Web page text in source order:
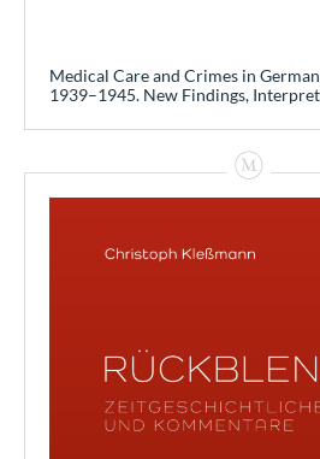
Medical Care and Crimes in
1939–1945. New Findings,